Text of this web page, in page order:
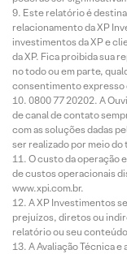
Este relatório é
relacionamento da XP
investimentos da XP e
da XP. Fica proibida sua
no todo ou em parte,
consentimento expresso
0800 77 20202. A
de canal de contato
com as soluções dadas
ser realizado por meio
O custo da operação
de custos operacionais
www.xpi.com.br.
A XP Investimentos
prejuízos, diretos ou
relatório ou seu
A Avaliação Técnica